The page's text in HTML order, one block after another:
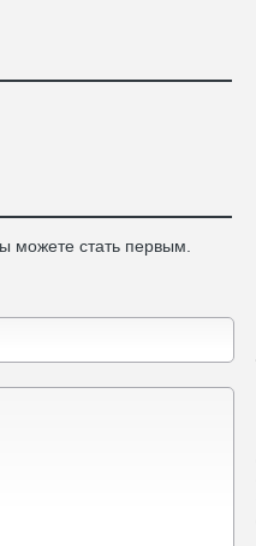
можете стать первым.